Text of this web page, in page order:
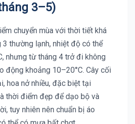
3–5)
chuyển mùa với thời tiết khá
3 thường lạnh, nhiệt độ có thể
nhưng từ tháng 4 trở đi không
động khoảng 10–20°C. Cây cối
hoa nở nhiều, đặc biệt tại
thời điểm đẹp để dạo bộ và
tuy nhiên nên chuẩn bị áo